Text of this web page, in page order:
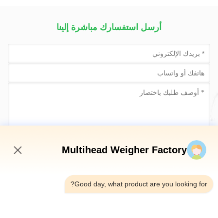
أرسل استفسارك مباشرة إلينا
أرسلي الآن
Multihead Weigher Factory
Good day, what product are you looking for?